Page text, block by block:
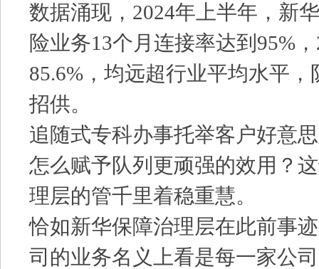
数据涌现，2024年上半年，新
险业务13个月连接率达到95%
85.6%，均远超行业平均水平
招供。
追随式专科办事托举客户好意
怎么赋予队列更顽强的效用？
理层的管千里着稳重慧。
恰如新华保障治理层在此前事
司的业务名义上看是每一家公